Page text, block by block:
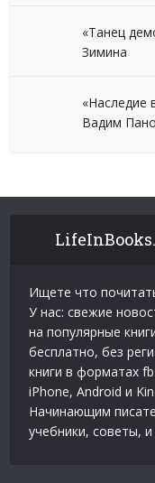
«Танец
Зимина
«Наследие
Вадим
Ищете что
У нас: свежие
на популярные
бесплатно, без
книги в форматах
iPhone, Android и
Начинающим
учебники, советы,